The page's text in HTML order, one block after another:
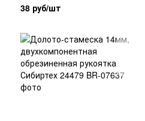
38 руб/шт